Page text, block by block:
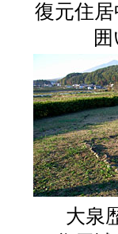
復元住
大泉